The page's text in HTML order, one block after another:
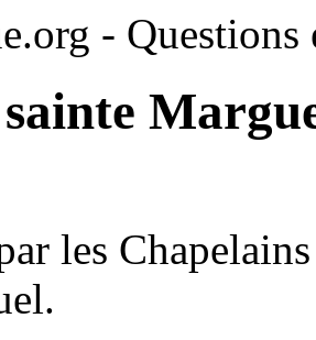
- Questions
sainte
les